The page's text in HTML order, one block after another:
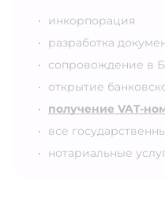
инкорпорация
разработка
сопровождение в
открытие
получение VAT-
все
нотариальные